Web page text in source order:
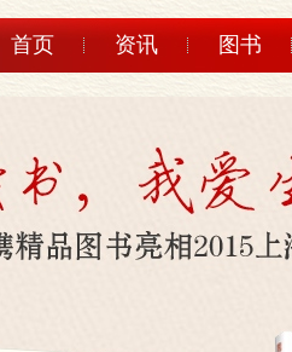
首页 资讯 图书